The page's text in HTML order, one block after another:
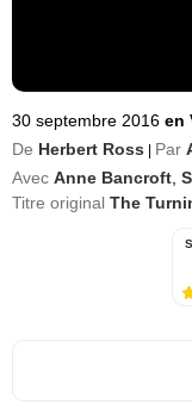
30 septembre 2016 en
De Herbert Ross Par
Avec Anne Bancroft
Titre original The